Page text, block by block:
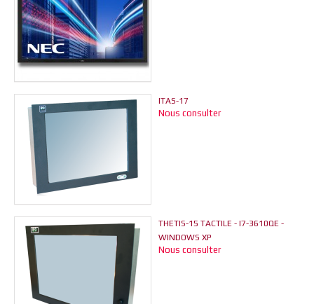
ITAS-17
Nous consulter
THETIS-15 TACTILE - I7-3610QE -
WINDOWS XP
Nous consulter